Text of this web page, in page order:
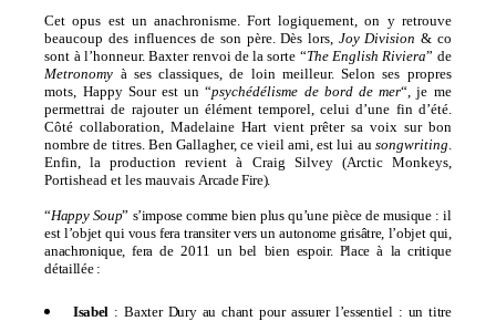
Cet opus est un anachronisme. Fort logiquement, on y retrouve
beaucoup des influences de son père. Dès lors, Joy Division & co
sont à l’honneur. Baxter renvoi de la sorte “The English Riviera” de
Metronomy à ses classiques, de loin meilleur. Selon ses propres
mots, Happy Sour est un “psychédélisme de bord de mer“, je me
permettrai de rajouter un élément temporel, celui d’une fin d’été.
Côté collaboration, Madelaine Hart vient prêter sa voix sur bon
nombre de titres. Ben Gallagher, ce vieil ami, est lui au songwriting.
Enfin, la production revient à Craig Silvey (Arctic Monkeys,
Portishead et les mauvaisArcade Fire).
“Happy Soup” s’impose comme bien plus qu’une pièce de musique : il
est l’objet qui vous fera transiter vers un autonome grisâtre, l’objet qui,
anachronique, fera de 2011 un bel bien espoir. Place à la critique
détaillée :
Isabel:Baxter Dury au chant pour assurer l’essentiel : un titre